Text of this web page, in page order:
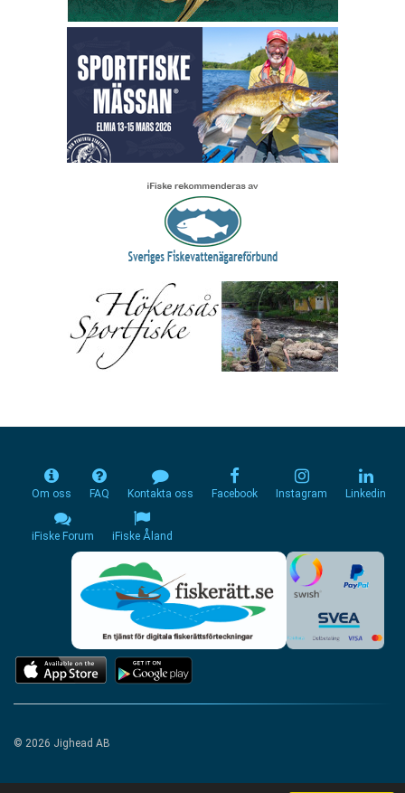
Om oss FAQ Kontakta oss Facebook Instagram Linkedin
iFiske Forum iFiske Åland
© 2026 Jighead AB